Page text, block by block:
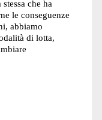
che ha
le conseguenze
abbiamo
di lotta,